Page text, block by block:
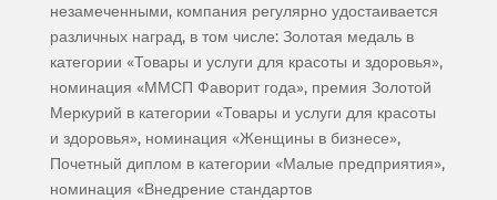
незамеченными, компания регулярно удостаивается
различных наград, в том числе: Золотая медаль в
категории «Товары и услуги для красоты и здоровья»,
номинация «ММСП Фаворит года», премия Золотой
Меркурий в категории «Товары и услуги для красоты
и здоровья», номинация «Женщины в бизнесе»,
Почетный диплом в категории «Малые предприятия»,
номинация «Внедрение стандартов